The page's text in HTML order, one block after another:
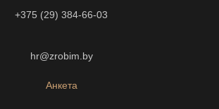
+375 (29) 384-66-03
hr@zrobim.by
Анкета